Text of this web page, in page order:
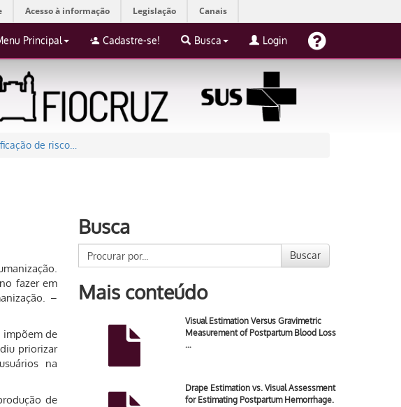
Acesso à informação Legislação Canais
Principal Cadastre-se! Busca Login
de risco…
fazer em
–
impõem de
priorizar
na
de
Busca
Buscar
Mais conteúdo
Visual Estimation Versus Gravimetric
Measurement of Postpartum Blood Loss
…
Drape Estimation vs. Visual Assessment
for Estimating Postpartum Hemorrhage.